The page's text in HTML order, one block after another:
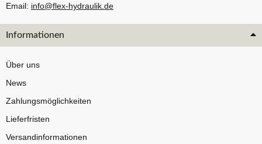
Email: info@flex-hydraulik.de
Informationen
Über uns
News
Zahlungsmöglichkeiten
Lieferfristen
Versandinformationen